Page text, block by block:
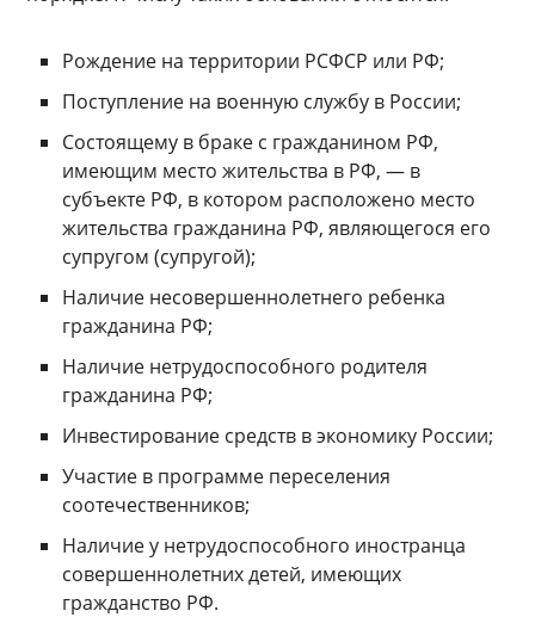
Рождение на территории РСФСР или РФ;
Поступление на военную службу в России;
Состоящему в браке с гражданином РФ,
имеющим место жительства в РФ, — в
субъекте РФ, в котором расположено место
жительства гражданина РФ, являющегося его
супругом (супругой);
Наличие несовершеннолетнего ребенка
гражданина РФ;
Наличие нетрудоспособного родителя
гражданина РФ;
Инвестирование средств в экономику России;
Участие в программе переселения
соотечественников;
Наличие у нетрудоспособного иностранца
совершеннолетних детей, имеющих
гражданство РФ.